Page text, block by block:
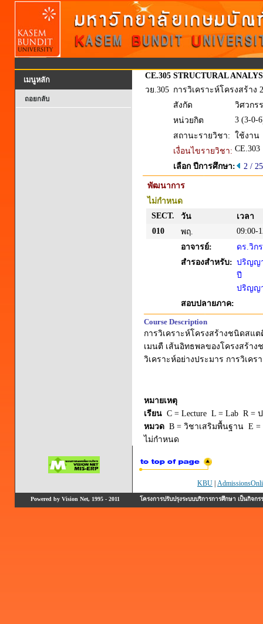
เมนูหลัก
ถอยกลับ
CE.305 STRUCTURAL
วย.305 การวิเคราะห์โครงสร้าง 2
สังกัด
วิศวกร
หน่วยกิต
3 (3-0-
สถานะรายวิชา: ใช้งาน
เงื่อนไขรายวิชา: CE.303
เลือก ปีการศึกษา:
2 /
พัฒนาการ
ไม่กำหนด
SECT.
วัน
เวลา
010
พฤ.
09:00-
อาจารย์:
ดร.วิก
สำรองสำหรับ: ปริญญ
ปี
ปริญญ
สอบปลายภาค:
Course Description
การวิเคราะห์โครงสร้างชนิดสแ
เมนตื เส้นอิทธพลของโครงสร้า
วิเคราะห์อย่างประมาร การวิเคร
หมายเหตุ
เรียน C = Lecture L = Lab R =
หมวด B = วิชาเสริมพื้นฐาน E
ไม่กำหนด
KBU
Powered by Vision Net, 1995 - 2011 โครงการปรับปรุงระบบบริการการศึกษา เป็นกิ